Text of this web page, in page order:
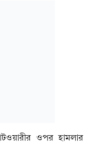
ওপর হামলার